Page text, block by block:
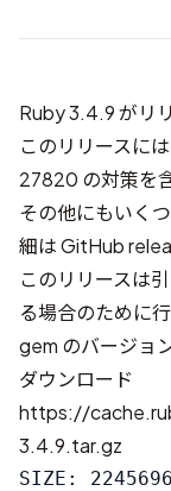
Ruby 3.4.9 がリ
このリリースに
27820 の対策を
その他にもいく
細はGitHub
このリリースは
る場合のために
gem のバージョ
ダウンロード
https://
3.4.9.tar.gz
SIZE: